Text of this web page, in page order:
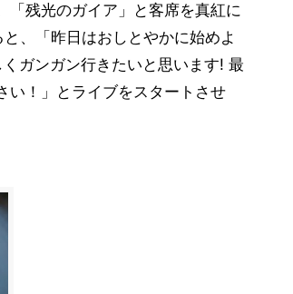
「残光のガイア」と客席を真紅に
、「昨日はおしとやかに始めよ
ガンガン行きたいと思います! 最
い！」とライブをスタートさせ